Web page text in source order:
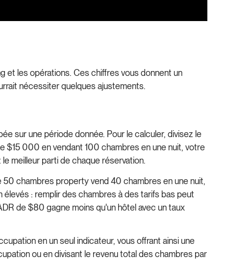
et les opérations. Ces chiffres vous donnent un
nécessiter quelques ajustements.
sur une période donnée. Pour le calculer, divisez le
$15 000 en vendant 100 chambres en une nuit, votre
meilleur parti de chaque réservation.
chambres property vend 40 chambres en une nuit,
: remplir des chambres à des tarifs bas peut
de $80 gagne moins qu'un hôtel avec un taux
en un seul indicateur, vous offrant ainsi une
ou en divisant le revenu total des chambres par